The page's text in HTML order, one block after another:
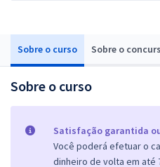
Sobre o curso Sobre o
Sobre o curso
Satisfação garantida
Você poderá efetuar o
dinheiro de volta em até